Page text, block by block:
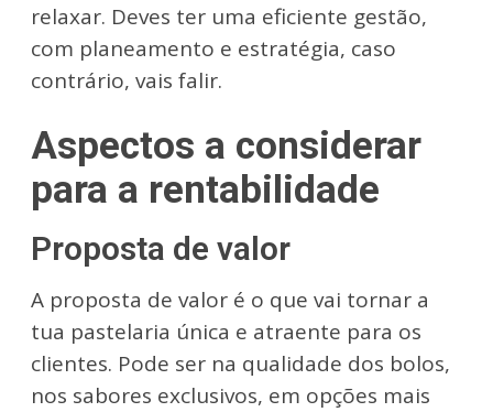
relaxar. Deves ter uma eficiente gestão,
com planeamento e estratégia, caso
contrário, vais falir.
Aspectos a considerar
para a rentabilidade
Proposta de valor
A proposta de valor é o que vai tornar a
tua pastelaria única e atraente para os
clientes. Pode ser na qualidade dos bolos,
nos sabores exclusivos, em opções mais